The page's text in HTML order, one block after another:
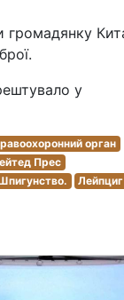
громадянку
у
орган
Прес
Лейпциг